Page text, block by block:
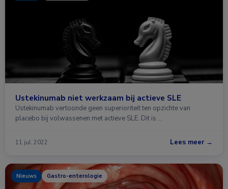
Ustekinumab niet werkzaam bij actieve SLE
Ustekinumab vertoonde geen superioriteit ten opzichte van
placebo bij volwassenen met actieve SLE. Dit is …
11 jul. 2022 Lees meer →
Nieuws Gastro-enterologie